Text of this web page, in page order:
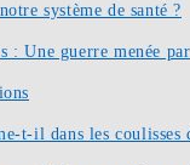
système de santé ?
: Une guerre menée
t-il dans les coulisses